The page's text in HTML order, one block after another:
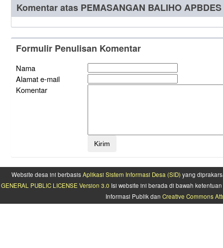
Komentar atas PEMASANGAN BALIHO
Formulir Penulisan Komentar
Nama
Alamat e-mail
Komentar
Website desa ini berbasisAplikasi Sistem Informasi Desa (SID) yang
GENERAL PUBLIC LICENSE Version 3.0 Isi website ini berada di bawah
Informasi Publik dan Creative Commons